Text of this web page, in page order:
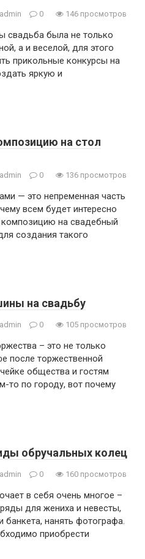
0 146 просмотров
свадьба была не только
а и веселой, для этого
прикольные конкурсы на
яркую и
на стол
0 136 просмотров
— это непременная часть
всем будет интересно
на свадебный
создания такого
на свадьбу
0 105 просмотров
– это не только
после торжественной
общества и гостям
то по городу, вот почему
обручальных колец
0 160 просмотров
в себя очень многое –
для жениха и невесты,
банкета, нанять фотографа.
приобрести